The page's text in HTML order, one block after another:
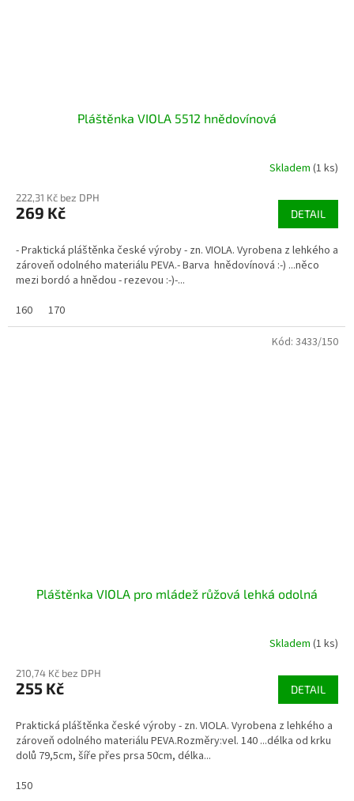
Pláštěnka VIOLA 5512 hnědovínová
Skladem (1 ks)
222,31 Kč bez DPH
269 Kč DETAIL
- Praktická pláštěnka české výroby - zn. VIOLA. Vyrobena z lehkého a
zároveň odolného materiálu PEVA.- Barva hnědovínová :-) ...něco
mezi bordó a hnědou - rezevou :-)-...
160
170
Pláštěnka VIOLA pro mládež růžová lehká odolná
Skladem (1 ks)
210,74 Kč bez DPH
255 Kč DETAIL
Praktická pláštěnka české výroby - zn. VIOLA. Vyrobena z lehkého a
zároveň odolného materiálu PEVA.Rozměry:vel. 140 ...délka od krku
dolů 79,5cm, šíře přes prsa 50cm, délka...
150
Kód: 3433/150